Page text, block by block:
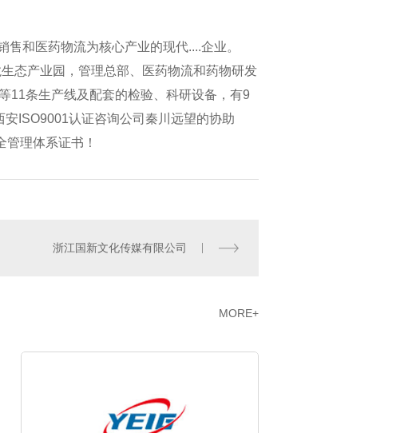
和医药物流为核心产业的现代....企业。
态产业园，管理总部、医药物流和药物研发
11条生产线及配套的检验、科研设备，有9
ISO9001认证咨询公司秦川远望的协助
理体系证书！
浙江国新文化传媒有限公司
MORE+